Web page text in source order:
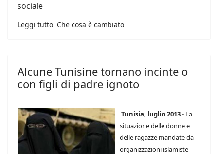
sociale
Leggi tutto: Che cosa è cambiato
Alcune Tunisine tornano incinte o
con figli di padre ignoto
Tunisia, luglio 2013 - La
situazione delle donne e
delle ragazze mandate da
organizzazioni islamiste